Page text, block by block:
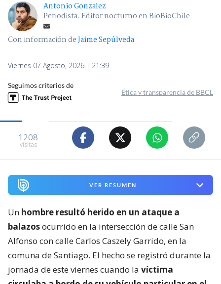
Antonio Gonzalez
Periodista. Editor nocturno en BioBioChile
Con información deJaime Sepúlveda
Viernes 07 Agosto, 2026 | 21:39
Seguimos criterios de
Ética y transparencia de BBCL
1208
visitas
VER RESUMEN
Un hombre resultó herido en un ataque a
balazosocurrido en la intersección de calle San
Alfonso con calle Carlos Caszely Garrido, en la
comuna de Santiago. El hecho se registró durante la
jornada de este viernes cuando la víctima